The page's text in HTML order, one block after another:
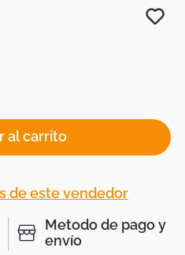
al carrito
de este vendedor
Metodo de pago y
envío